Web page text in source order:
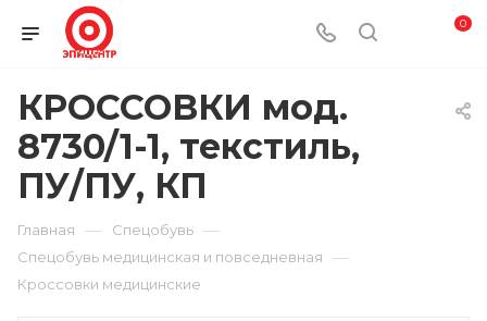
0
КРОССОВКИ мод.
8730/1-1, текстиль,
ПУ/ПУ, КП
Главная — Спецобувь —
Спецобувь медицинская и повседневная —
Кроссовки медицинские